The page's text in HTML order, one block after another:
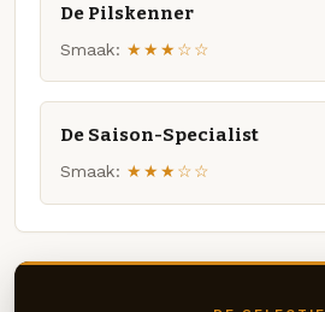
De Pilskenner
Smaak: ★★★☆☆
De Saison-Specialist
Smaak: ★★★☆☆